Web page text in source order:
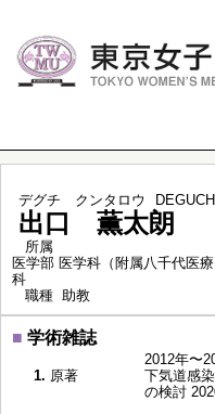
デグチ クンタロウ
出口 薫太朗
所属
医学部 医学科（附属八千代医
科
職種 助教
■ 学術雑誌
1. 原著
2012年〜
下気道感
の検討